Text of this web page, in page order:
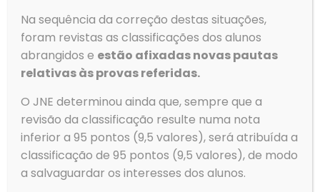
Morada
Agrupamento de Escolas de Ovar
Rua Dom Dinis
3880-307 Ovar
Telefone
Tlf: 256 581 000
Fax: 256 586 411
Na sequência da correção destas situações,
foram revistas as classificações dos alunos
abrangidos e estão afixadas novas pautas
relativas às provas referidas.
O JNE determinou ainda que, sempre que a
revisão da classificação resulte numa nota
inferior a 95 pontos (9,5 valores), será atribuída a
classificação de 95 pontos (9,5 valores), de modo
a salvaguardar os interesses dos alunos.